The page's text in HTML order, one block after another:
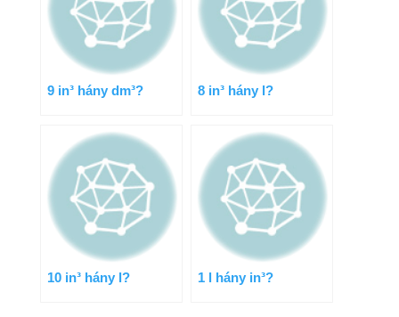
9 in³ hány dm³? 8 in³ hány l?
10 in³ hány l? 1 l hány in³?